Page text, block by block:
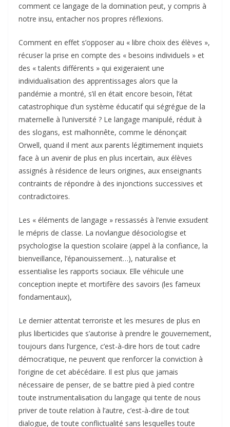
comment ce langage de la domination peut, y compris à
notre insu, entacher nos propres réflexions.
Comment en effet s’opposer au « libre choix des élèves »,
récuser la prise en compte des « besoins individuels » et
des « talents différents » qui exigeraient une
individualisation des apprentissages alors que la
pandémie a montré, s’il en était encore besoin, l’état
catastrophique d’un système éducatif qui ségrégue de la
maternelle à l’université ? Le langage manipulé, réduit à
des slogans, est malhonnête, comme le dénonçait
Orwell, quand il ment aux parents légitimement inquiets
face à un avenir de plus en plus incertain, aux élèves
assignés à résidence de leurs origines, aux enseignants
contraints de répondre à des injonctions successives et
contradictoires.
Les « éléments de langage » ressassés à l’envie exsudent
le mépris de classe. La novlangue désociologise et
psychologise la question scolaire (appel à la confiance, la
bienveillance, l’épanouissement…), naturalise et
essentialise les rapports sociaux. Elle véhicule une
conception inepte et mortifère des savoirs (les fameux
fondamentaux),
Le dernier attentat terroriste et les mesures de plus en
plus liberticides que s’autorise à prendre le gouvernement,
toujours dans l’urgence, c’est-à-dire hors de tout cadre
démocratique, ne peuvent que renforcer la conviction à
l’origine de cet abécédaire. Il est plus que jamais
nécessaire de penser, de se battre pied à pied contre
toute instrumentalisation du langage qui tente de nous
priver de toute relation à l’autre, c’est-à-dire de tout
dialogue, de toute conflictualité sans lesquelles toute